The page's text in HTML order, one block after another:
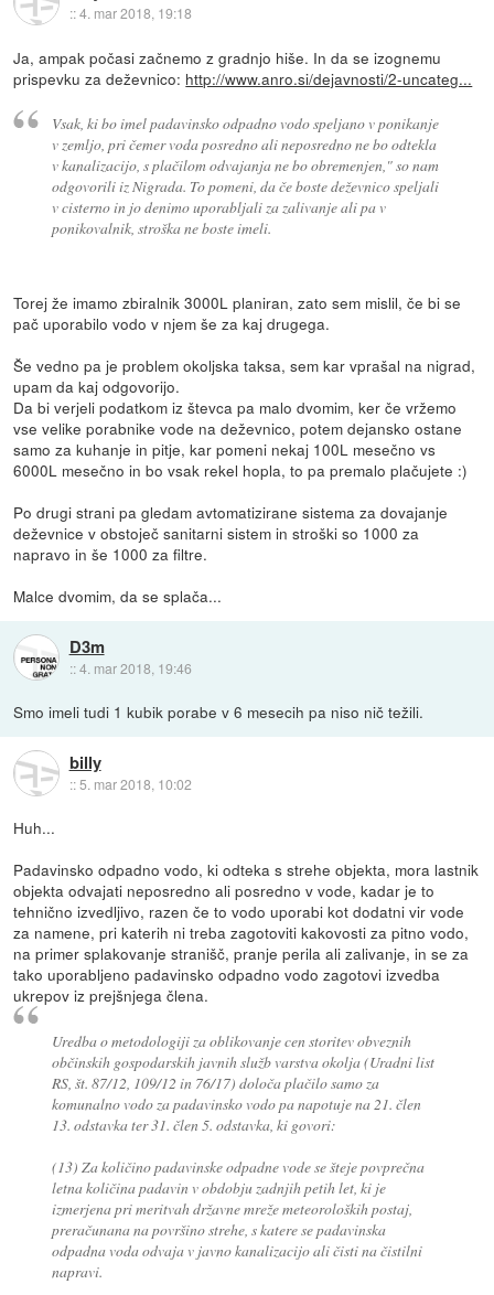
::4. mar 2018, 19:18
Ja, ampak počasi začnemo z gradnjo hiše. In da se izognemu
prispevku za deževnico: http://www.anro.si/dejavnosti/2-uncateg...
Vsak, ki bo imel padavinsko odpadno vodo speljano v ponikanje
v zemljo, pri čemer voda posredno ali neposredno ne bo odtekla
v kanalizacijo, s plačilom odvajanja ne bo obremenjen," so nam
odgovorili iz Nigrada. To pomeni, da če boste deževnico speljali
v cisterno in jo denimo uporabljali za zalivanje ali pa v
ponikovalnik, stroška ne boste imeli.
Torej že imamo zbiralnik 3000L planiran, zato sem mislil, če bi se
pač uporabilo vodo v njem še za kaj drugega.
Še vedno pa je problem okoljska taksa, sem kar vprašal na nigrad,
upam da kaj odgovorijo.
Da bi verjeli podatkom iz števca pa malo dvomim, ker če vržemo
vse velike porabnike vode na deževnico, potem dejansko ostane
samo za kuhanje in pitje, kar pomeni nekaj 100L mesečno vs
6000L mesečno in bo vsak rekel hopla, to pa premalo plačujete :)
Po drugi strani pa gledam avtomatizirane sistema za dovajanje
deževnice v obstoječ sanitarni sistem in stroški so 1000 za
napravo in še 1000 za filtre.
Malce dvomim, da se splača...
D3m
::4. mar 2018, 19:46
Smo imeli tudi 1 kubik porabe v 6 mesecih pa niso nič težili.
billy
::5. mar 2018, 10:02
Huh...
Padavinsko odpadno vodo, ki odteka s strehe objekta, mora lastnik
objekta odvajati neposredno ali posredno v vode, kadar je to
tehnično izvedljivo, razen če to vodo uporabi kot dodatni vir vode
za namene, pri katerih ni treba zagotoviti kakovosti za pitno vodo,
na primer splakovanje stranišč, pranje perila ali zalivanje, in se za
tako uporabljeno padavinsko odpadno vodo zagotovi izvedba
ukrepov iz prejšnjega člena.
Uredba o metodologiji za oblikovanje cen storitev obveznih
občinskih gospodarskih javnih služb varstva okolja (Uradni list
RS, št. 87/12, 109/12 in 76/17) določa plačilo samo za
komunalno vodo za padavinsko vodo pa napotuje na 21. člen
13. odstavka ter 31. člen 5. odstavka, ki govori:
(13) Za količino padavinske odpadne vode se šteje povprečna
letna količina padavin v obdobju zadnjih petih let, ki je
izmerjena pri meritvah državne mreže meteoroloških postaj,
preračunana na površino strehe, s katere se padavinska
odpadna voda odvaja v javno kanalizacijo ali čisti na čistilni
napravi.